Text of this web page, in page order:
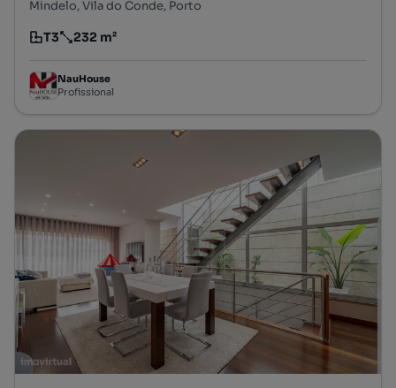
Mindelo, Vila do Conde, Porto
Tipologia
T3
Preço por metro quadrado
232 m²
NauHouse
Profissional